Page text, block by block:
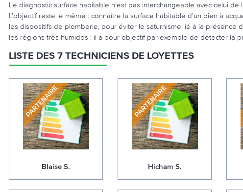
Le diagnostic surface habitable n’est pas interchangeable avec celui
L’objectif reste le même : connaître la surface habitable d’un bien à
les dispositifs de plomberie, pour éviter le saturnisme lié à la présence
les régions très humides : il a pour objectif par exemple de détecter la
LISTE DES 7 TECHNICIENS DE LOYETTES
Blaise S. Hicham S.